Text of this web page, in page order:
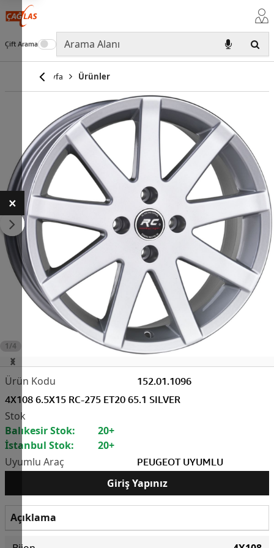
Çift Arama
Anasayfa Ürünler
1/4
152.01.1096
4X108 6.5X15 RC-275 ET20 65.1 SILVER
PEUGEOT UYUMLU
Balıkesir Stok:
20+
İstanbul Stok:
20+
Giriş Yapınız
Açıklama
×